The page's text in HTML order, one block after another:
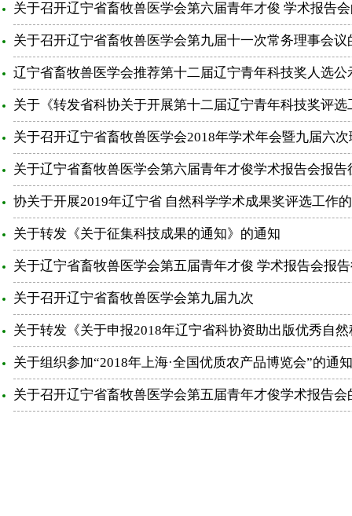
关于召开辽宁省畜牧兽医学会第六届青年才俊 学术报告
关于召开辽宁省畜牧兽医学会第九届十一次常务理事会议
辽宁省畜牧兽医学会推荐第十二届辽宁青年科技奖人选公
关于《转发省科协关于开展第十二届辽宁青年科技奖评
关于召开辽宁省畜牧兽医学会2018年学术年会暨九届六
关于辽宁省畜牧兽医学会第六届青年才俊学术报告会报告
协关于开展2019年辽宁省 自然科学学术成果奖评选工作
关于转发《关于征集科技成果的通知》的通知
关于辽宁省畜牧兽医学会第五届青年才俊 学术报告会报
关于召开辽宁省畜牧兽医学会第九届九次
关于转发《关于申报2018年辽宁省科协资助出版优秀自
关于组织参加“2018年上海·全国优质农产品博览会”的通知
关于召开辽宁省畜牧兽医学会第五届青年才俊学术报告会